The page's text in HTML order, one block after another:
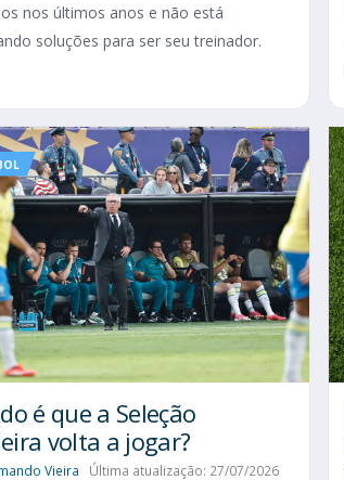
nos últimos anos e não está
soluções para ser seu treinador.
é que a Seleção
volta a jogar?
Vieira Última atualização: 27/07/2026